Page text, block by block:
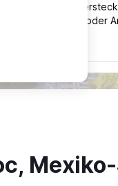
ohne
Kosten oder